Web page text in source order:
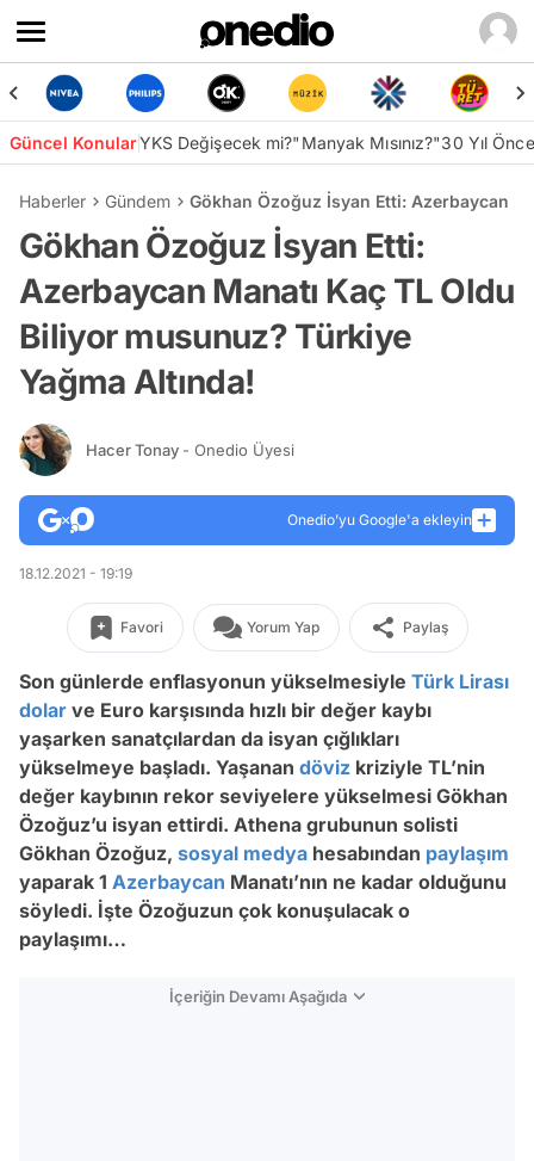
Güncel KonularYKS Değişecek mi?"Manyak Mısınız?"30 Yıl
Haberler Gündem Gökhan Özoğuz İsyan Etti: Azerbaycan
Gökhan Özoğuz İsyan Etti:
Azerbaycan Manatı Kaç TL Oldu
Biliyor musunuz? Türkiye
Yağma Altında!
Hacer Tonay - Onedio Üyesi
Onedio’yu Google'a ekleyin
18.12.2021 - 19:19
Favori Yorum Yap Paylaş
Son günlerde enflasyonun yükselmesiyle Türk Lirası
dolar ve Euro karşısında hızlı bir değer kaybı
yaşarken sanatçılardan da isyan çığlıkları
yükselmeye başladı. Yaşanan döviz kriziyle TL’nin
değer kaybının rekor seviyelere yükselmesi Gökhan
Özoğuz’u isyan ettirdi. Athena grubunun solisti
Gökhan Özoğuz, sosyal medya hesabından paylaşım
yaparak 1 Azerbaycan Manatı’nın ne kadar olduğunu
söyledi. İşte Özoğuzun çok konuşulacak o
paylaşımı…
İçeriğin Devamı Aşağıda